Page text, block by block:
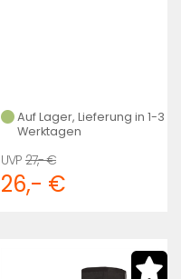
Auf Lager, Lieferung in 1-3
Werktagen
27,- €
26,- €